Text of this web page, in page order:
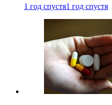
1 год спустя1 год спустя